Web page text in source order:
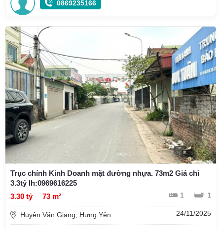
0869235166
Trục chính Kinh Doanh mặt đường nhựa. 73m2 Giá chỉ
3.3tỷ lh:0969616225
3.30 tỷ
73 m² 1 1
Huyện Văn Giang, Hưng Yên 24/11/2025